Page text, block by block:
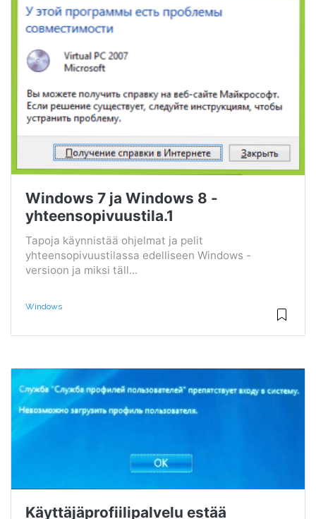
Windows 7 ja Windows 8 -
yhteensopivuustila.1
Tapoja käynnistää ohjelmat ja pelit
yhteensopivuustilassa edelliseen Windows -
versioon ja miksi täll...
Windows
Käyttäjäprofiilipalvelu estää